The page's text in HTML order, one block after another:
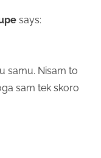
says:
samu. Nisam to
sam tek skoro